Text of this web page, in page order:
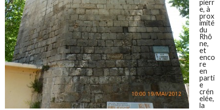
pierr
e, à
prox
imité
du
Rhô
ne,
et
enco
re
en
parti
e
crén
elée,
la